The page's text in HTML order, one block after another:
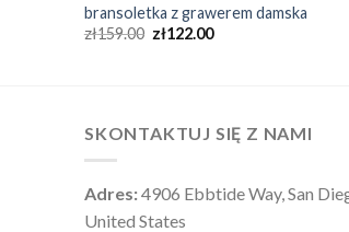
bransoletka z grawerem damska
zł159.00 zł122.00
SKONTAKTUJ SIĘ Z NAMI
Adres:4906 Ebbtide Way, San
United States